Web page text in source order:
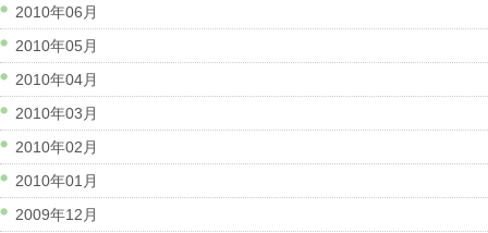
2010年06月
2010年05月
2010年04月
2010年03月
2010年02月
2010年01月
2009年12月